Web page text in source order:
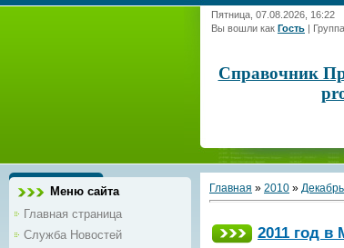
Пятница, 07.08.2026, 16:22
Вы вошли как Гость | Группа
Справочник
Меню сайта
Главная страница
Служба Новостей
Главная » 2010 » Декабрь
2011 год в